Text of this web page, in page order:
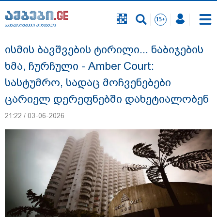
საინფორმაციო პორტალი
"12 წლის განმავლობაში ფაქტობრივად
საქმის ჩაფარცხვის ოპერაცია
მიმდინარეობდა - არის ეჭვები ვინმეს ხომ
არ მფარველობენ" - დაკარგული
საინფორმაციო პორტალი
ისმის ბავშვების ტირილი... ნაბიჯების
ხმა, ჩურჩული - Amber Court:
სასტუმრო, სადაც მოჩვენებები
ცარიელ დერეფნებში დახეტიალობენ
21:22 / 03-06-2026